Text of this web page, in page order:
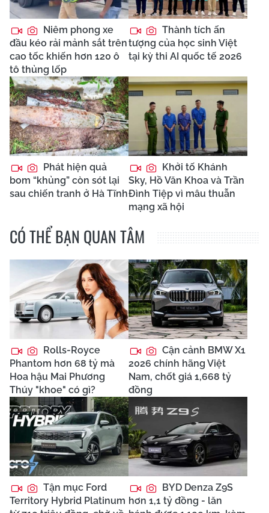
Niêm phong xe
đầu kéo rải mảnh sắt trên
cao tốc khiến hơn 120 ô
tô thủng lốp
Thành tích ấn
tượng của học sinh Việt
tại kỳ thi AI quốc tế 2026
Phát hiện quả
bom “khủng” còn sót lại
sau chiến tranh ở Hà Tĩnh
Khởi tố Khánh
Sky, Hồ Văn Khoa và Trần
Đình Tiệp vì mâu thuẫn
mạng xã hội
CÓ THỂ BẠN QUAN TÂM
Rolls-Royce
Phantom hơn 68 tỷ mà
Hoa hậu Mai Phương
Thúy "khoe" có gì?
Cận cảnh BMW X1
2026 chính hãng Việt
Nam, chốt giá 1,668 tỷ
đồng
Tận mục Ford
Territory Hybrid Platinum
BYD Denza Z9S
hơn 1,1 tỷ đồng - lăn